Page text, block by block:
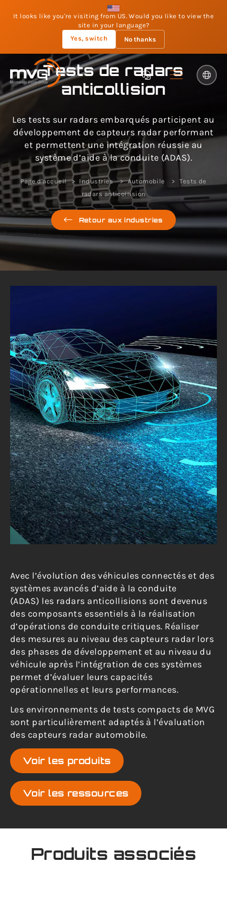
It looks like you're visiting from US. Would you like to view the
site in your language?
Yes, switch
No thanks
Tests de radars
anticollision
Les tests sur radars embarqués participent au
développement de capteurs radar performant
et permettent une intégration réussie au
système d’aide à la conduite (ADAS).
Page d'accueil Industries Automobile
Tests de
radars anticollision
Retour aux industries
Avec l’évolution des véhicules connectés et des
systèmes avancés d’aide à la conduite
(ADAS) les radars anticollisions sont devenus
des composants essentiels à la réalisation
d’opérations de conduite critiques. Réaliser
des mesures au niveau des capteurs radar lors
des phases de développement et au niveau du
véhicule après l’intégration de ces systèmes
permet d’évaluer leurs capacités
opérationnelles et leurs performances.
Les environnements de tests compacts de MVG
sont particulièrement adaptés à l’évaluation
des capteurs radar automobile.
Voir les produits
Voir les ressources
Produits associés